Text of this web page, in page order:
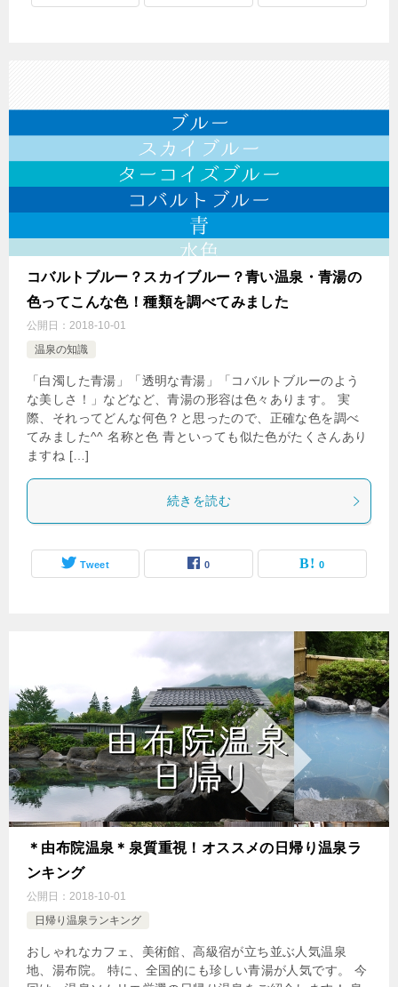
コバルトブルー？スカイブルー？青い温泉・青湯の
色ってこんな色！種類を調べてみました
公開日： 2018-10-01
温泉の知識
「白濁した青湯」「透明な青湯」「コバルトブルーのよう
な美しさ！」などなど、青湯の形容は色々あります。 実
際、それってどんな何色？と思ったので、正確な色を調べ
てみました^^ 名称と色 青といっても似た色がたくさんあり
ますね […]
続きを読む
Tweet 0 0
＊由布院温泉＊泉質重視！オススメの日帰り温泉ラ
ンキング
公開日： 2018-10-01
日帰り温泉ランキング
おしゃれなカフェ、美術館、高級宿が立ち並ぶ人気温泉
地、湯布院。 特に、全国的にも珍しい青湯が人気です。 今